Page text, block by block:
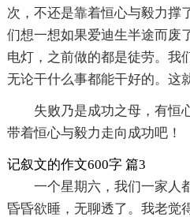
次，不还是靠着恒心与毅力撑
们想一想如果爱迪生半途而废
电灯，之前做的都是徒劳。我
无论干什么事都能干好的。这
失败乃是成功之母，有恒
带着恒心与毅力走向成功吧！
记叙文的作文600字 篇3
一个星期六，我们一家人
昏昏欲睡，无聊透了。我老觉